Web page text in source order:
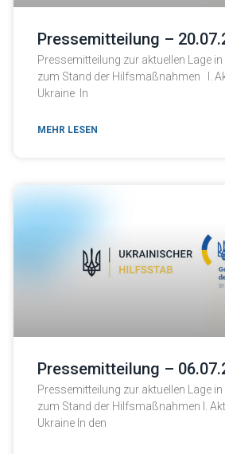
Pressemitteilung –
Pressemitteilung zur aktuellen Lage in
zum Stand der Hilfsmaßnahmen I.
Ukraine In
MEHR LESEN
Pressemitteilung –
Pressemitteilung zur aktuellen Lage in
zum Stand der Hilfsmaßnahmen I.
Ukraine In den